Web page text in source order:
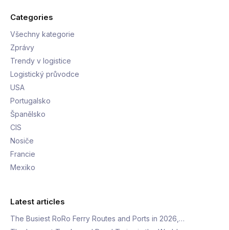
Categories
Všechny kategorie
Zprávy
Trendy v logistice
Logistický průvodce
USA
Portugalsko
Španělsko
CIS
Nosiče
Francie
Mexiko
Latest articles
The Busiest RoRo Ferry Routes and Ports in 2026,…